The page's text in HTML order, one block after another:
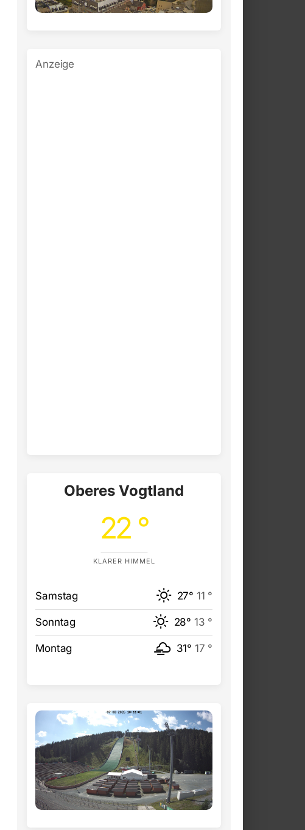
Anzeige
Oberes Vogtland
22 °
KLARER HIMMEL
Samstag 27° 11 °
Sonntag 28° 13 °
Montag 31° 17 °